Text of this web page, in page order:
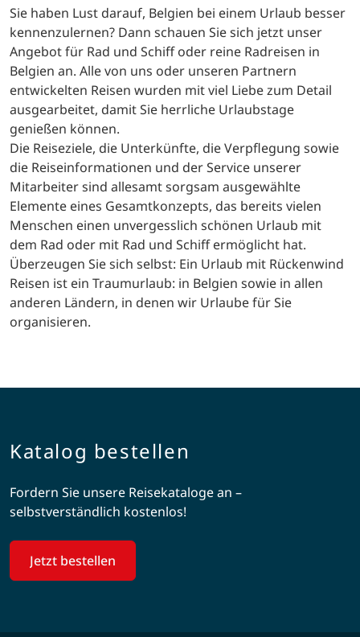
Sie haben Lust darauf, Belgien bei einem Urlaub besser
kennenzulernen? Dann schauen Sie sich jetzt unser
Angebot für Rad und Schiff oder reine Radreisen in
Belgien an. Alle von uns oder unseren Partnern
entwickelten Reisen wurden mit viel Liebe zum Detail
ausgearbeitet, damit Sie herrliche Urlaubstage
genießen können.
Die Reiseziele, die Unterkünfte, die Verpflegung sowie
die Reiseinformationen und der Service unserer
Mitarbeiter sind allesamt sorgsam ausgewählte
Elemente eines Gesamtkonzepts, das bereits vielen
Menschen einen unvergesslich schönen Urlaub mit
dem Rad oder mit Rad und Schiff ermöglicht hat.
Überzeugen Sie sich selbst: Ein Urlaub mit Rückenwind
Reisen ist ein Traumurlaub: in Belgien sowie in allen
anderen Ländern, in denen wir Urlaube für Sie
organisieren.
Katalog bestellen
Fordern Sie unsere Reisekataloge an –
selbstverständlich kostenlos!
Jetzt bestellen